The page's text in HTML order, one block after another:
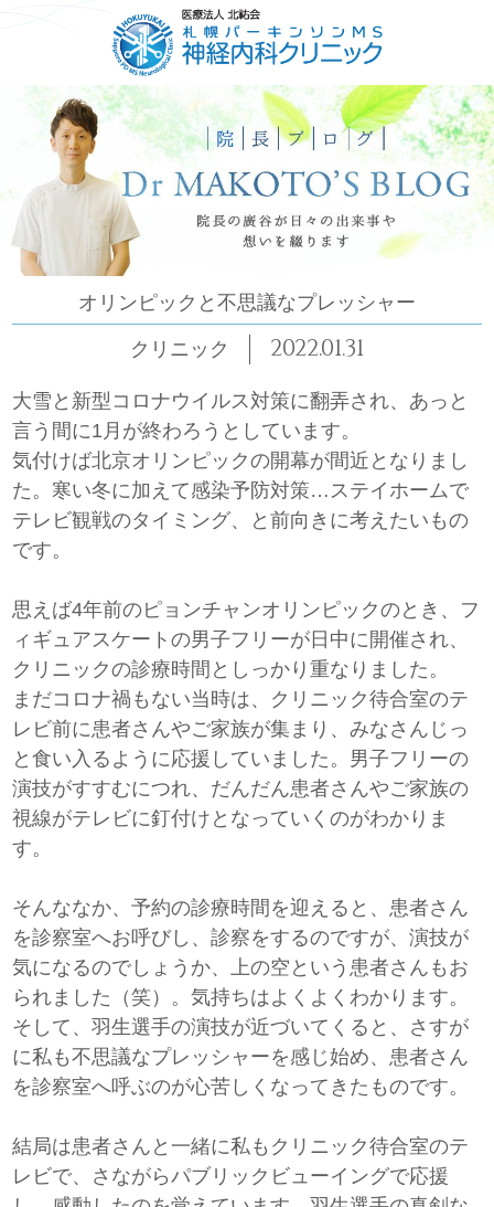
ごあいさつ コンセプト
オリンピックと不思議なプレッシャー
クリニック 2022.01.31
大雪と新型コロナウイルス対策に翻弄され、あっと
言う間に1月が終わろうとしています。
気付けば北京オリンピックの開幕が間近となりまし
た。寒い冬に加えて感染予防対策…ステイホームで
テレビ観戦のタイミング、と前向きに考えたいもの
です。
思えば4年前のピョンチャンオリンピックのとき、フ
ィギュアスケートの男子フリーが日中に開催され、
クリニックの診療時間としっかり重なりました。
まだコロナ禍もない当時は、クリニック待合室のテ
レビ前に患者さんやご家族が集まり、みなさんじっ
と食い入るように応援していました。男子フリーの
演技がすすむにつれ、だんだん患者さんやご家族の
視線がテレビに釘付けとなっていくのがわかりま
す。
そんななか、予約の診療時間を迎えると、患者さん
を診察室へお呼びし、診察をするのですが、演技が
気になるのでしょうか、上の空という患者さんもお
られました（笑）。気持ちはよくよくわかります。
そして、羽生選手の演技が近づいてくると、さすが
に私も不思議なプレッシャーを感じ始め、患者さん
を診察室へ呼ぶのが心苦しくなってきたものです。
結局は患者さんと一緒に私もクリニック待合室のテ
レビで、さながらパブリックビューイングで応援